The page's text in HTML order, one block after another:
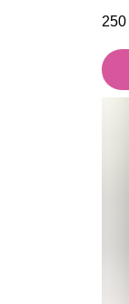
250